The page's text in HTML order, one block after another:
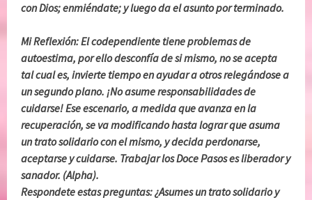
con Dios; enmiéndate; y luego da el asunto por terminado.
Mi Reflexión: El codependiente tiene problemas de
autoestima, por ello desconfía de si mismo, no se acepta
tal cual es, invierte tiempo en ayudar a otros relegándose a
un segundo plano. ¡No asume responsabilidades de
cuidarse! Ese escenario, a medida que avanza en la
recuperación, se va modificando hasta lograr que asuma
un trato solidario con el mismo, y decida perdonarse,
aceptarse y cuidarse. Trabajar los Doce Pasos es liberador y
sanador. (Alpha).
Respondete estas preguntas: ¿Asumes un trato solidario y